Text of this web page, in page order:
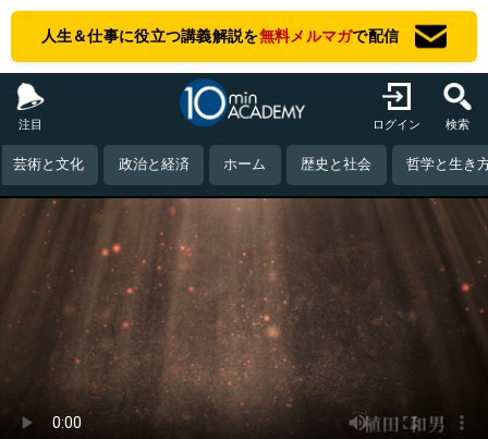
人生＆仕事に役立つ講義解説を無料メルマガで配信
注目 ログイン 検索
芸術と文化 政治と経済 ホーム 歴史と社会 哲学と生き